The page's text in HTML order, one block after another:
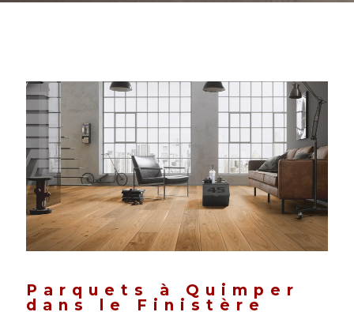
Parquets à Quimper
dans le Finistère